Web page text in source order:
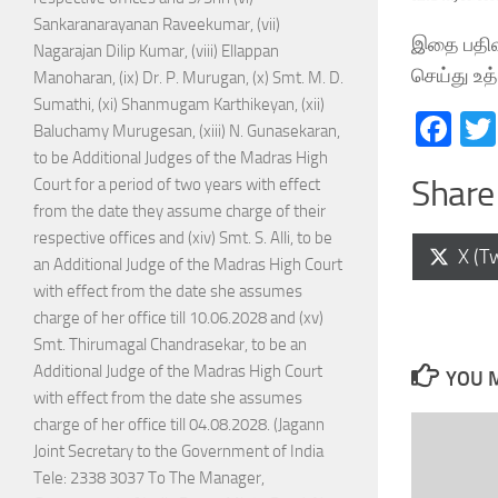
இதை
செய்து
on
X
YOU
Sankaranarayanan Raveekumar, (vii)
Nagarajan Dilip Kumar, (viii) Ellappan
Manoharan, (ix) Dr. P. Murugan, (x) Smt. M. D.
Sumathi, (xi) Shanmugam Karthikeyan, (xii)
Baluchamy Murugesan, (xiii) N. Gunasekaran,
to be Additional Judges of the Madras High
Court for a period of two years with effect
from the date they assume charge of their
respective offices and (xiv) Smt. S. Alli, to be
an Additional Judge of the Madras High Court
with effect from the date she assumes
charge of her office till 10.06.2028 and (xv)
Smt. Thirumagal Chandrasekar, to be an
Additional Judge of the Madras High Court
with effect from the date she assumes
charge of her office till 04.08.2028. (Jagann
Joint Secretary to the Government of India
Tele: 2338 3037 To The Manager,